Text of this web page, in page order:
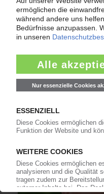
China: Automotive-
Zuliefertochter
LEAR
Sitze machen im
Automobilzulieferer